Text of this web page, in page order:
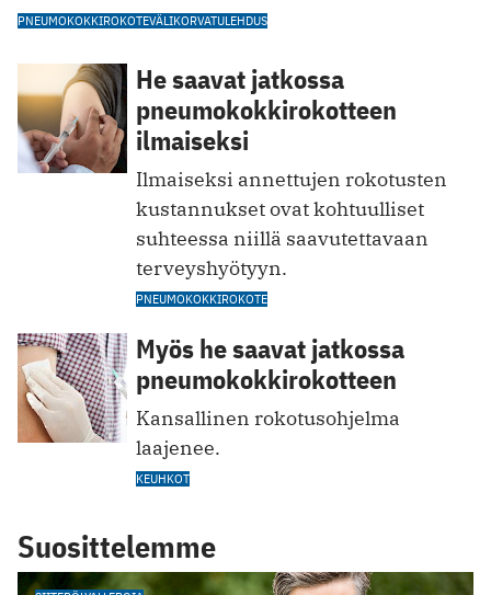
PNEUMOKOKKIROKOTEVÄLIKORVATULEHDUS
He saavat jatkossa
pneumokokkirokotteen
ilmaiseksi
Ilmaiseksi annettujen rokotusten
kustannukset ovat kohtuulliset
suhteessa niillä saavutettavaan
terveyshyötyyn.
PNEUMOKOKKIROKOTE
Myös he saavat jatkossa
pneumokokkirokotteen
Kansallinen rokotusohjelma
laajenee.
KEUHKOT
Suosittelemme